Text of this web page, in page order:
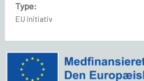
Type:
EU initiativ